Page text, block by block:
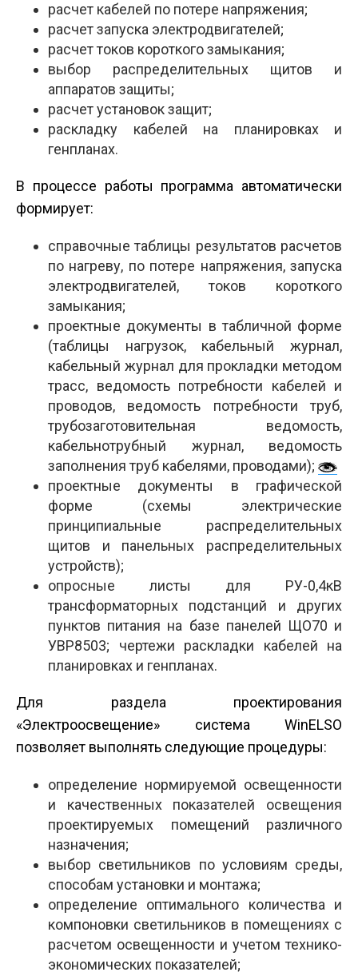
расчет кабелей по потере напряжения;
расчет запуска электродвигателей;
расчет токов короткого замыкания;
выбор распределительных щитов и
аппаратов защиты;
расчет установок защит;
раскладку кабелей на планировках и
генпланах.
В процессе работы программа автоматически
формирует:
справочные таблицы результатов расчетов
по нагреву, по потере напряжения, запуска
электродвигателей, токов короткого
замыкания;
проектные документы в табличной форме
(таблицы нагрузок, кабельный журнал,
кабельный журнал для прокладки методом
трасс, ведомость потребности кабелей и
проводов, ведомость потребности труб,
трубозаготовительная ведомость,
кабельнотрубный журнал, ведомость
заполнения труб кабелями, проводами);
проектные документы в графической
форме (схемы электрические
принципиальные распределительных
щитов и панельных распределительных
устройств);
опросные листы для РУ-0,4кВ
трансформаторных подстанций и других
пунктов питания на базе панелей ЩО70 и
УВР8503; чертежи раскладки кабелей на
планировках и генпланах.
Для раздела проектирования
«Электроосвещение» система WinELSO
позволяет выполнять следующие процедуры:
определение нормируемой освещенности
и качественных показателей освещения
проектируемых помещений различного
назначения;
выбор светильников по условиям среды,
способам установки и монтажа;
определение оптимального количества и
компоновки светильников в помещениях с
расчетом освещенности и учетом технико-
экономических показателей;